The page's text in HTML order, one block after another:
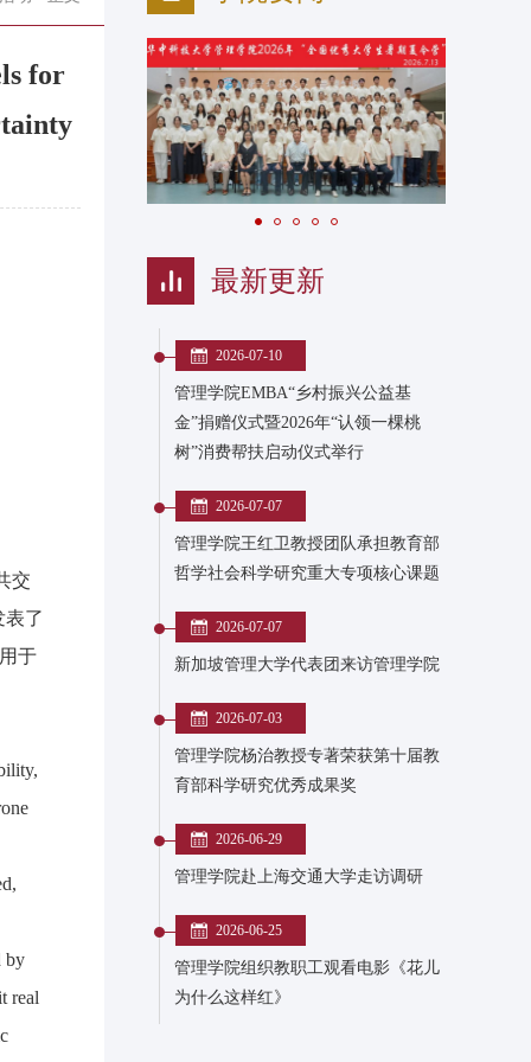
for
交
表了
于
by
real
最新更新
2026-07-10
管理学院EMBA“乡村振兴公益基
金”捐赠仪式暨2026年“认领一棵桃
树”消费帮扶启动仪式举行
2026-07-07
管理学院王红卫教授团队承担教育部
哲学社会科学研究重大专项核心课题
2026-07-07
新加坡管理大学代表团来访管理学院
2026-07-03
管理学院杨治教授专著荣获第十届教
育部科学研究优秀成果奖
2026-06-29
管理学院赴上海交通大学走访调研
2026-06-25
管理学院组织教职工观看电影《花儿
为什么这样红》